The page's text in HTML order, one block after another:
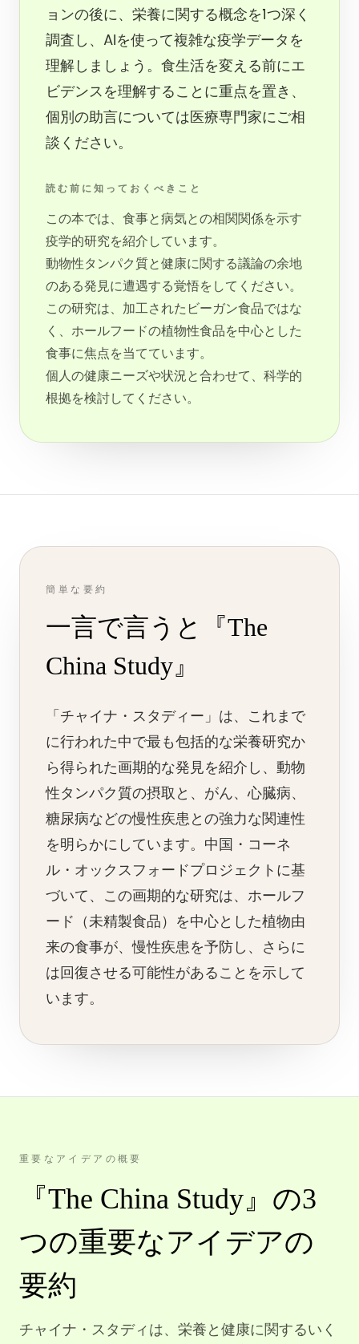
ョンの後に、栄養に関する概念を1つ深く
調査し、AIを使って複雑な疫学データを
理解しましょう。食生活を変える前にエ
ビデンスを理解することに重点を置き、
個別の助言については医療専門家にご相
談ください。
読む前に知っておくべきこと
この本では、食事と病気との相関関係を示す
疫学的研究を紹介しています。
動物性タンパク質と健康に関する議論の余地
のある発見に遭遇する覚悟をしてください。
この研究は、加工されたビーガン食品ではな
く、ホールフードの植物性食品を中心とした
食事に焦点を当てています。
個人の健康ニーズや状況と合わせて、科学的
根拠を検討してください。
簡単な要約
一言で言うと『The
China Study』
「チャイナ・スタディー」は、これまで
に行われた中で最も包括的な栄養研究か
ら得られた画期的な発見を紹介し、動物
性タンパク質の摂取と、がん、心臓病、
糖尿病などの慢性疾患との強力な関連性
を明らかにしています。中国・コーネ
ル・オックスフォードプロジェクトに基
づいて、この画期的な研究は、ホールフ
ード（未精製食品）を中心とした植物由
来の食事が、慢性疾患を予防し、さらに
は回復させる可能性があることを示して
います。
重要なアイデアの概要
『The China Study』の3
つの重要なアイデアの
要約
チャイナ・スタディは、栄養と健康に関するいく